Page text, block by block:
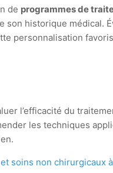
de programmes de
historique médical.
personnalisation
l’efficacité du
les techniques
soins non chirurgicaux